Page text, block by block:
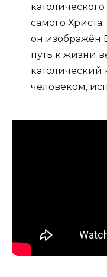
самого
он изображён
путь к жизни
католический
человеком,